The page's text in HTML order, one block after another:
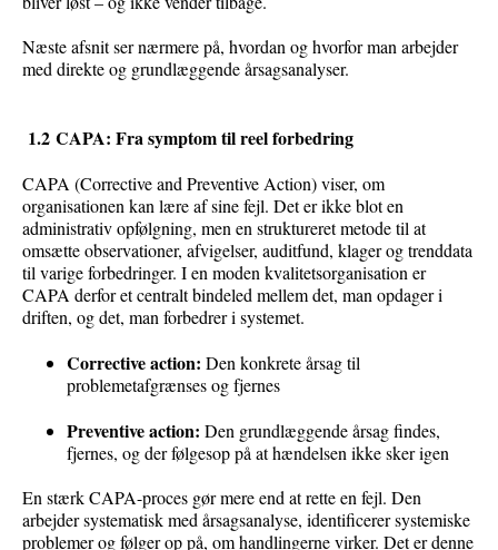
Næste afsnit ser nærmere på, hvordan og hvorfor man arbejder
med direkte og grundlæggende årsagsanalyser.
1.2 CAPA: Fra symptom til reel forbedring
CAPA (Correctiveand Preventive Action) viser, om
organisationen kan lære af sine fejl. Det er ikke blot en
administrativ opfølgning, men en struktureret metode til at
omsætte observationer, afvigelser, auditfund, klager og trenddata
til varige forbedringer. I en moden kvalitetsorganisation er
CAPA derfor et centralt bindeled mellem det, man opdager i
driften, og det, man forbedrer i systemet.
Correctiveaction: Den konkrete årsag til
problemetafgrænses og fjernes
Preventiveaction: Den grundlæggende årsag findes,
fjernes, og der følgesop på athændelsen ikke sker igen
En stærk CAPA-proces gør mere end at rette en fejl. Den
arbejder systematisk med årsagsanalyse, identificerer systemiske
problemer og følger op på, om handlingerne virker. Det er denne